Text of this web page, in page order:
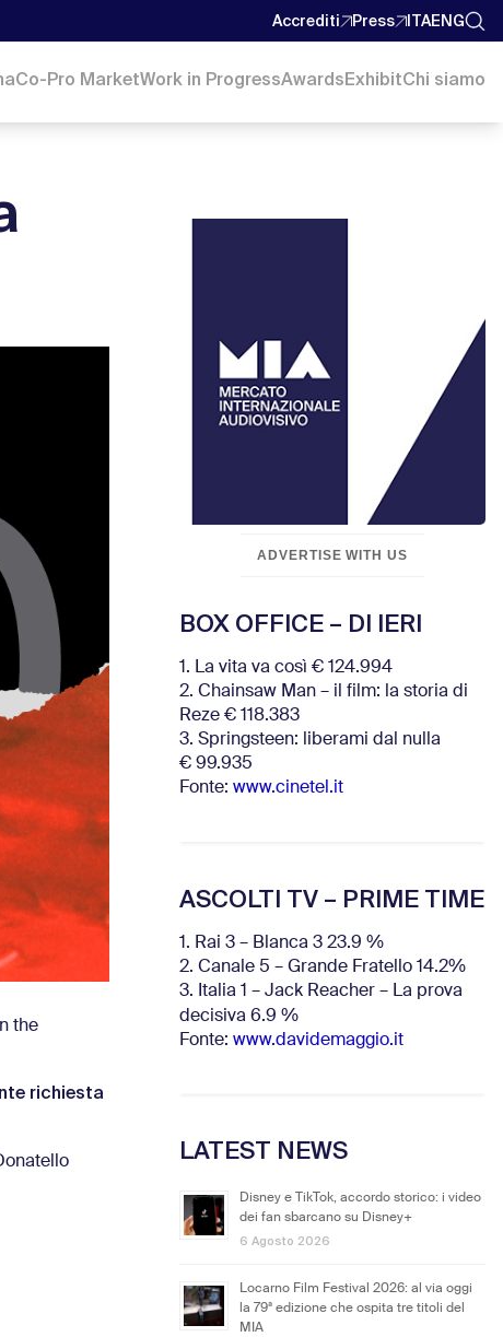
Accrediti Press ITAENG
Co-Pro MarketWork in ProgressAwardsExhibitChi siamo
the
richiesta
ADVERTISE WITH US
BOX OFFICE – DI IERI
1. La vita va così € 124.994
2. Chainsaw Man – il film: la storia di
Reze € 118.383
3. Springsteen: liberami dal nulla
€ 99.935
Fonte: www.cinetel.it
ASCOLTI TV – PRIME TIME
1. Rai 3 – Blanca 3 23.9 %
2. Canale 5 – Grande Fratello 14.2%
3. Italia 1 – Jack Reacher – La prova
decisiva 6.9 %
Fonte: www.davidemaggio.it
LATEST NEWS
Disney e TikTok, accordo storico: i video
dei fan sbarcano su Disney+
6 Agosto 2026
Locarno Film Festival 2026: al via oggi
la 79ª edizione che ospita tre titoli del
MIA